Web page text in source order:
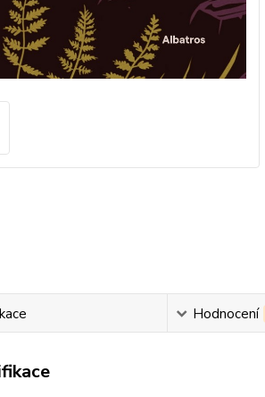
Hodnocení